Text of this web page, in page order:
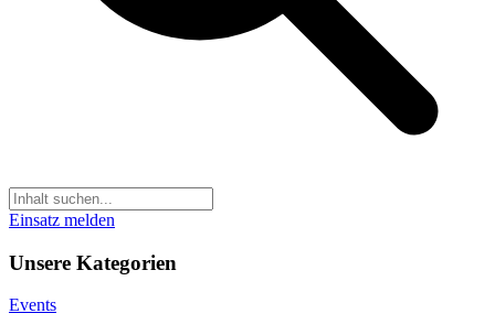
Einsatz melden
Unsere Kategorien
Events